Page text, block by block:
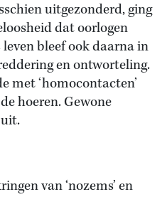
uitgezonderd, ging
dat oorlogen
bleef ook daarna in
en ontworteling.
met ‘homocontacten’
hoeren. Gewone
van ‘nozems’ en